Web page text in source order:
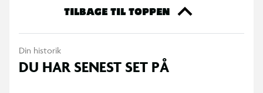
TILBAGE TIL TOPPEN
Din historik
DU HAR SENEST SET PÅ